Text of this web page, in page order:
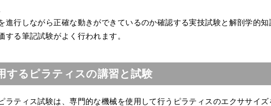
進行しながら正確な動きができているのか確認する実技試験と解剖学的
する筆記試験がよく行われます。
するピラティスの講習と試験
ラティス試験は、専門的な機械を使用して行うピラティスのエクササイ